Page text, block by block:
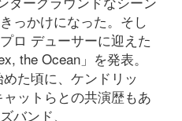
っかけになった。そし
ロ デューサーに迎えた
the Ocean」を発表。
た頃に、ケンドリッ
ットらとの共演歴もあ
バンド、